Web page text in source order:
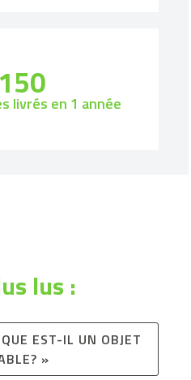
livrés en 1 année
lus :
EST-IL UN OBJET
»